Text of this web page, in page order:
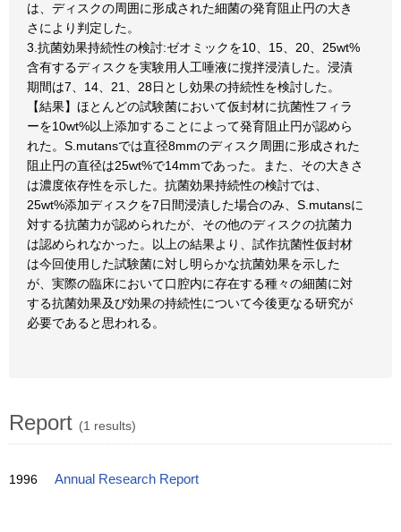
は、ディスクの周囲に形成された細菌の発育阻止円の大き
さにより判定した。
3.抗菌効果持続性の検討:ゼオミックを10、15、20、25wt%
含有するディスクを実験用人工唾液に撹拌浸漬した。浸漬
期間は7、14、21、28日とし効果の持続性を検討した。
【結果】ほとんどの試験菌において仮封材に抗菌性フィラ
ーを10wt%以上添加することによって発育阻止円が認めら
れた。S.mutansでは直径8mmのディスク周囲に形成された
阻止円の直径は25wt%で14mmであった。また、その大きさ
は濃度依存性を示した。抗菌効果持続性の検討では、
25wt%添加ディスクを7日間浸漬した場合のみ、S.mutansに
対する抗菌力が認められたが、その他のディスクの抗菌力
は認められなかった。以上の結果より、試作抗菌性仮封材
は今回使用した試験菌に対し明らかな抗菌効果を示した
が、実際の臨床において口腔内に存在する種々の細菌に対
する抗菌効果及び効果の持続性について今後更なる研究が
必要であると思われる。
Report (1 results)
1996 Annual Research Report